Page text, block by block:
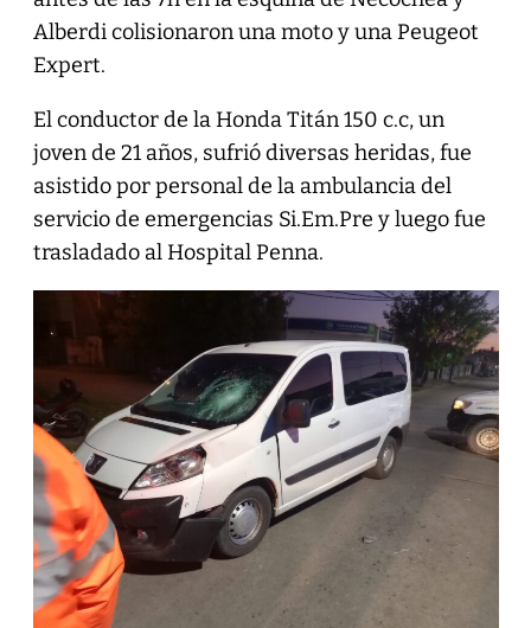
Alberdi colisionaron una moto y una Peugeot
Expert.
El conductor de la Honda Titán 150 c.c, un
joven de 21 años, sufrió diversas heridas, fue
asistido por personal de la ambulancia del
servicio de emergencias Si.Em.Pre y luego fue
trasladado al Hospital Penna.